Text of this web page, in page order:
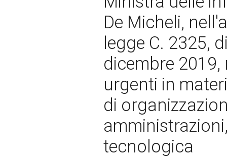
De Micheli,
legge C. 2325,
dicembre
urgenti in
di
tecnologica